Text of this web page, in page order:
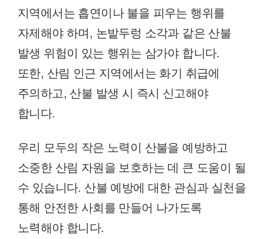
지역에서는 흡연이나 불을 피우는 행위를
자제해야 하며, 논밭두렁 소각과 같은 산불
발생 위험이 있는 행위는 삼가야 합니다.
또한, 산림 인근 지역에서는 화기 취급에
주의하고, 산불 발생 시 즉시 신고해야
합니다.
우리 모두의 작은 노력이 산불을 예방하고
소중한 산림 자원을 보호하는 데 큰 도움이 될
수 있습니다. 산불 예방에 대한 관심과 실천을
통해 안전한 사회를 만들어 나가도록
노력해야 합니다.